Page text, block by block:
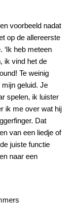
voorbeeld nadat
op de allereerste
‘Ik heb meteen
ik vind het de
Te weinig
geluid. Je
spelen, ik luister
ik me over wat hij
Dat
van een liedje of
juiste functie
naar een